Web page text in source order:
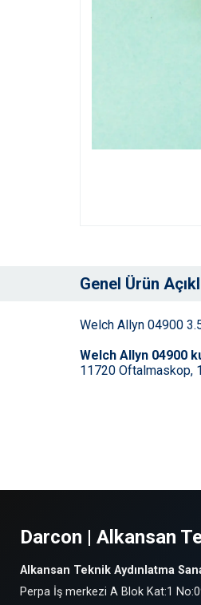
Genel Ürün
Welch Allyn 04900
Welch Allyn 04900
11720 Oftalmaskop,
Darcon | Alkansan
Alkansan Teknik Aydınlatma
Perpa İş merkezi A Blok Kat:1